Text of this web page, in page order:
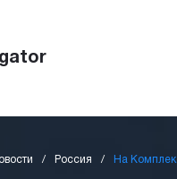
Россия На